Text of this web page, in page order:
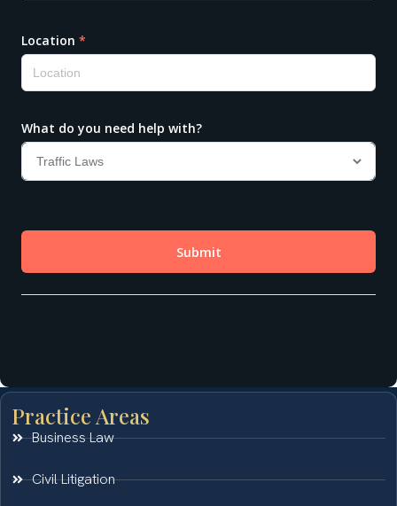
Practice Areas
Business Law
Civil Litigation